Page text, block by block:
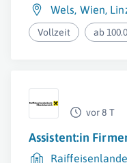
Wels, Wien,
Vollzeit ab
vor 8 T
Assistent:in